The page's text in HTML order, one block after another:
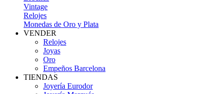
Vintage
Relojes
Monedas de Oro y Plata
VENDER
Relojes
Joyas
Oro
Empeños Barcelona
TIENDAS
Joyería Eurodor